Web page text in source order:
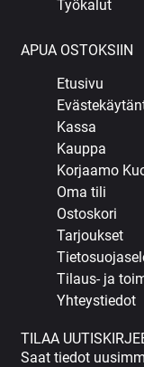
Työkalut
APUA OSTOKSIIN
Etusivu
Kassa
Kauppa
Korjaamo
Oma tili
Ostoskori
Tarjoukset
Tilaus- ja
Yhteystiedot
TILAA
Saat tiedot